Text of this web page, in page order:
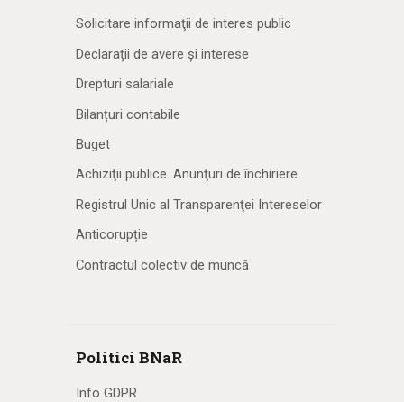
Solicitare informaţii de interes public
Declarații de avere și interese
Drepturi salariale
Bilanțuri contabile
Buget
Achiziţii publice. Anunţuri de închiriere
Registrul Unic al Transparenţei Intereselor
Anticorupție
Contractul colectiv de muncă
Politici BNaR
Info GDPR